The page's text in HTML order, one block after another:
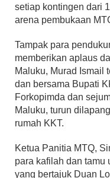
setiap kontingen dari
arena pembukaan
Tampak para
memberikan aplaus
Maluku, Murad Ismail
dan bersama Bupati
Forkopimda dan
Maluku, turun
rumah KKT.
Ketua Panitia MTQ,
para kafilah dan tamu
yang bertajuk Duan